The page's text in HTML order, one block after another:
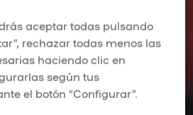
aceptar todas pulsando
rechazar todas menos las
haciendo clic en
según tus
el botón “Configurar”.